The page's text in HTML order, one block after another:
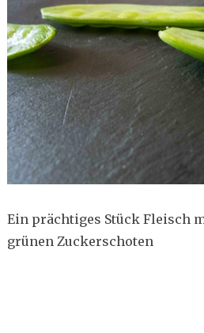
Ein prächtiges Stück Fleisch
grünen Zuckerschoten